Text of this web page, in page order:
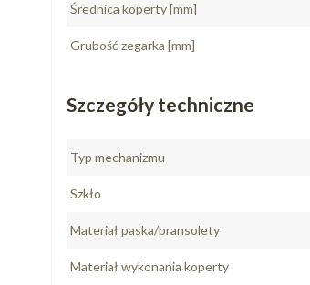
Średnica koperty [mm]
Grubość zegarka [mm]
Szczegóły techniczne
Typ mechanizmu
Szkło
Materiał paska/bransolety
Materiał wykonania koperty